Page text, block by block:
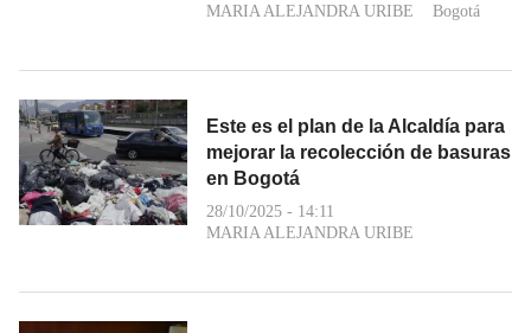
MARIA ALEJANDRA URIBE
Bogotá
Este es el plan de la Alcaldía para
mejorar la recolección de basuras
en Bogotá
28/10/2025 - 14:11
MARIA ALEJANDRA URIBE